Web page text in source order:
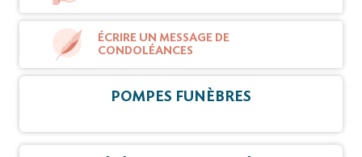
ÉCRIRE UN MESSAGE DE
CONDOLÉANCES
POMPES FUNÈBRES